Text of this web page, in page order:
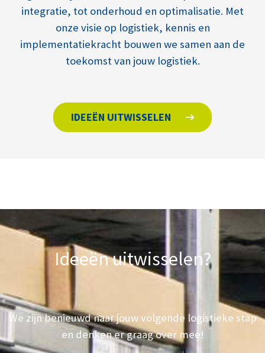
integratie, tot onderhoud en optimalisatie. Met
onze visie op logistiek, kennis en
implementatiekracht bouwen we samen aan de
toekomst van jouw logistiek.
IDEEËN UITWISSELEN
Ideeën uitwisselen?
We zijn benieuwd naar jouw volgende logistieke stap
en denken er graag over mee!